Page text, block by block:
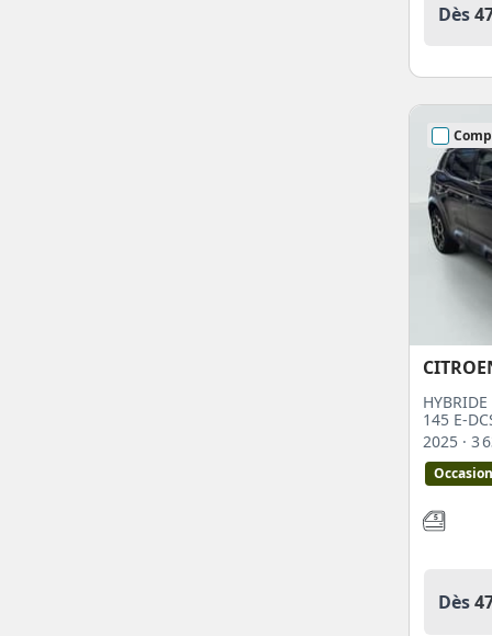
Dès
145 E-
2025 · 3
Occasion
Dès